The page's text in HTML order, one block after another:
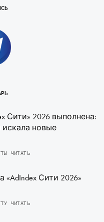
Сити» 2026 выполнена:
искала новые
ЧИТАТЬ
«AdIndex Сити 2026»
ЧИТАТЬ